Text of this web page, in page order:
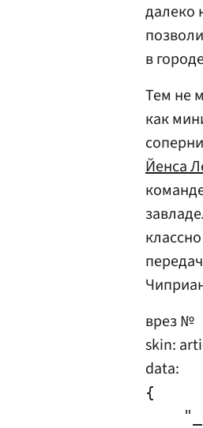
далеко
в
Тем не
как
Йенса
врез №
skin:
data:
{